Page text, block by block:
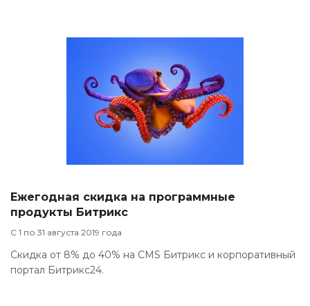
Ежегодная скидка на программные
продукты Битрикс
С 1 по 31 августа 2019 года
Скидка от 8% до 40% на CMS Битрикс и корпоративный
портал Битрикс24.